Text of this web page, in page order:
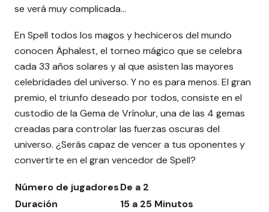
se verá muy complicada...
En Spell todos los magos y hechiceros del mundo
conocen Äphalest, el torneo mágico que se celebra
cada 33 años solares y al que asisten las mayores
celebridades del universo. Y no es para menos. El gran
premio, el triunfo deseado por todos, consiste en el
custodio de la Gema de Vrínolur, una de las 4 gemas
creadas para controlar las fuerzas oscuras del
universo. ¿Serás capaz de vencer a tus oponentes y
convertirte en el gran vencedor de Spell?
Número de jugadoresDe a 2
Duración
15 a 25 Minutos